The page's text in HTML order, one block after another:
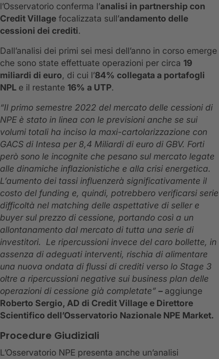
l’Osservatorio conferma l’analisi in partnership con
Credit Village focalizzata sull’andamento delle
cessioni dei crediti.
Dall’analisi dei primi sei mesi dell’anno in corso emerge
che sono state effettuate operazioni per circa 19
miliardi di euro, di cui l’84% collegata a portafogli
NPL e il restante 16% a UTP.
“Il primo semestre 2022 del mercato delle cessioni di
NPE è stato in linea con le previsioni anche se sui
volumi totali ha inciso la maxi-cartolarizzazione con
GACS di Intesa per 8,4 Miliardi di euro di GBV. Forti
però sono le incognite che pesano sul mercato legate
alle dinamiche inflazionistiche e alla crisi energetica.
L’aumento dei tassi influenzerà significativamente il
costo del funding e, quindi, potrebbero verificarsi serie
difficoltà nel matching delle aspettative di seller e
buyer sul prezzo di cessione, portando così a un
allontanamento dal mercato di tutta una serie di
investitori. Le ripercussioni invece del caro bollette, in
assenza di adeguati interventi, rischia di alimentare
una nuova ondata di flussi di crediti verso lo Stage 3
oltre a ripercussioni negative sui business plan delle
operazioni di cessione già completate” – aggiunge
Roberto Sergio, AD di Credit Village e Direttore
Scientifico dell’Osservatorio Nazionale NPE Market.
Procedure Giudiziali
L’Osservatorio NPE presenta anche un’analisi